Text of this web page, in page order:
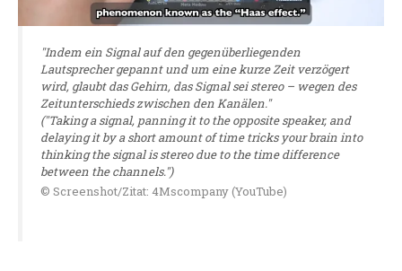
"Indem ein Signal auf den gegenüberliegenden
Lautsprecher gepannt und um eine kurze Zeit verzögert
wird, glaubt das Gehirn, das Signal sei stereo – wegen des
Zeitunterschieds zwischen den Kanälen."
("Taking a signal, panning it to the opposite speaker, and
delaying it by a short amount of time tricks your brain into
thinking the signal is stereo due to the time difference
between the channels.")
© Screenshot/Zitat: 4Mscompany (YouTube)